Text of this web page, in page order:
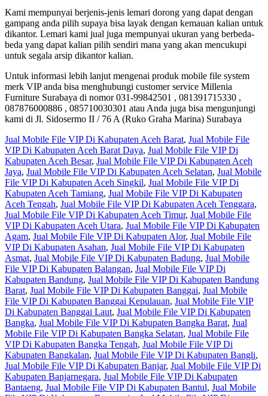
Kami mempunyai berjenis-jenis lemari dorong yang dapat dengan
gampang anda pilih supaya bisa layak dengan kemauan kalian untuk
dikantor. Lemari kami jual juga mempunyai ukuran yang berbeda-
beda yang dapat kalian pilih sendiri mana yang akan mencukupi
untuk segala arsip dikantor kalian.
Untuk informasi lebih lanjut mengenai produk mobile file system
merk VIP anda bisa menghubungi customer service Millenia
Furniture Surabaya di nomor 031-99842501 , 081391715330 ,
087876000886 , 085710030301 atau Anda juga bisa mengunjungi
kami di Jl. Sidosermo II / 76 A (Ruko Graha Marina) Surabaya
Jual Mobile File VIP Di Kabupaten Aceh Barat, Jual Mobile File
VIP Di Kabupaten Aceh Barat Daya, Jual Mobile File VIP Di
Kabupaten Aceh Besar, Jual Mobile File VIP Di Kabupaten Aceh
Jaya, Jual Mobile File VIP Di Kabupaten Aceh Selatan, Jual Mobile
File VIP Di Kabupaten Aceh Singkil, Jual Mobile File VIP Di
Kabupaten Aceh Tamiang, Jual Mobile File VIP Di Kabupaten
Aceh Tengah, Jual Mobile File VIP Di Kabupaten Aceh Tenggara,
Jual Mobile File VIP Di Kabupaten Aceh Timur, Jual Mobile File
VIP Di Kabupaten Aceh Utara, Jual Mobile File VIP Di Kabupaten
Agam, Jual Mobile File VIP Di Kabupaten Alor, Jual Mobile File
VIP Di Kabupaten Asahan, Jual Mobile File VIP Di Kabupaten
Asmat, Jual Mobile File VIP Di Kabupaten Badung, Jual Mobile
File VIP Di Kabupaten Balangan, Jual Mobile File VIP Di
Kabupaten Bandung, Jual Mobile File VIP Di Kabupaten Bandung
Barat, Jual Mobile File VIP Di Kabupaten Banggai, Jual Mobile
File VIP Di Kabupaten Banggai Kepulauan, Jual Mobile File VIP
Di Kabupaten Banggai Laut, Jual Mobile File VIP Di Kabupaten
Bangka, Jual Mobile File VIP Di Kabupaten Bangka Barat, Jual
Mobile File VIP Di Kabupaten Bangka Selatan, Jual Mobile File
VIP Di Kabupaten Bangka Tengah, Jual Mobile File VIP Di
Kabupaten Bangkalan, Jual Mobile File VIP Di Kabupaten Bangli,
Jual Mobile File VIP Di Kabupaten Banjar, Jual Mobile File VIP Di
Kabupaten Banjarnegara, Jual Mobile File VIP Di Kabupaten
Bantaeng, Jual Mobile File VIP Di Kabupaten Bantul, Jual Mobile